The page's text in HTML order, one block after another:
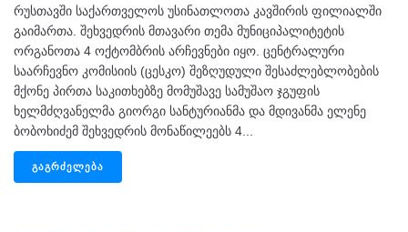
რუსთავში საქართველოს უსინათლოთა კავშირის ფილიალში
გაიმართა. შეხვედრის მთავარი თემა მუნიციპალიტეტის
ორგანოთა 4 ოქტომბრის არჩევნები იყო. ცენტრალური
საარჩევნო კომისიის (ცესკო) შეზღუდული შესაძლებლობების
მქონე პირთა საკითხებზე მომუშავე სამუშაო ჯგუფის
ხელმძღვანელმა გიორგი სანტურიანმა და მდივანმა ელენე
ბობოხიძემ შეხვედრის მონაწილეებს 4...
ᲒᲐᲒᲠᲫᲔᲚᲔᲑᲐ